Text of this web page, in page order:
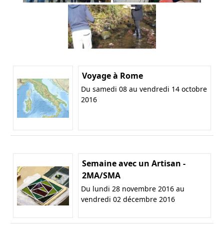
Voyage à Rome
Du samedi 08 au vendredi 14 octobre
2016
Semaine avec un Artisan -
2MA/SMA
Du lundi 28 novembre 2016 au
vendredi 02 décembre 2016